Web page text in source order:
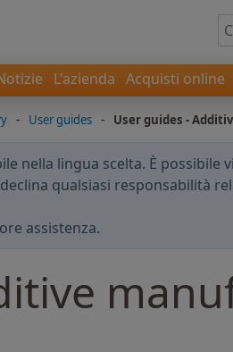
L'azienda Acquisti online
- User guides - User guides -
nella lingua scelta. È possibile
qualsiasi responsabilità
assistenza.